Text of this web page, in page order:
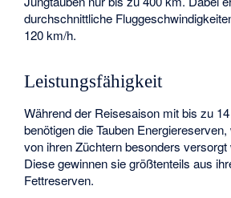
durchschnittliche
120 km/h.
Leistungsfähigkeit
Während der Reisesaison mit bis zu
benötigen die Tauben
von ihren Züchtern besonders versorgt
Diese gewinnen sie größtenteils aus
Fettreserven.